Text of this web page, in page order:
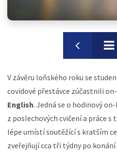
V závěru loňského roku se
covidové přestávce zúčastnili
English. Jedná se o hodinový
z poslechových cvičení a práce
lépe umístí soutěžící s kratším
zveřejňují cca tři týdny po konání